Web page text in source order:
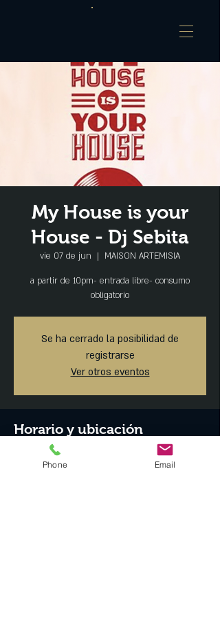
My House is your
House - Dj Sebita
vie 07 de jun
  |
MAISON ARTEMISIA
a partir de 10pm- entrada libre- consumo
obligatorio
Se ha cerrado la posibilidad de
registrarse
Ver otros eventos
Horario y ubicación
07 jun 2019, 7:30 p.m. – 08 jun 2019, 8:30 p.m.
MAISON ARTEMISIA, Tonalá 23, Roma Norte,
Phone Email